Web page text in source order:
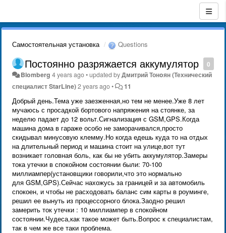
Самостоятельная установка Questions
0
Постоянно разряжается аккумулятор
Blomberg 4 years ago•updated byДмитрий Тонoян (Технический
специалист StarLine)2 years ago• 11
Добрый день.Тема уже заезженная,но тем не менее.Уже 8 лет
мучаюсь с просадкой бортового напряжения на стоянке, за
неделю падает до 12 вольт.Сигнализация с GSM,GPS.Когда
машина дома в гараже особо не заморачивался,просто
скидывал минусовую клемму.Но когда едешь куда то на отдых
на длительный период и машина стоит на улице,вот тут
возникает головная боль, как бы не убить аккумулятор.Замеры
тока утечки в спокойном состоянии были: 70-100
миллиампер(установщики говорили,что это нормально
для GSM,GPS).Сейчас нахожусь за границей и за автомобиль
спокоен, и чтобы не расходовать баланс сим карты в роуминге,
решил ее вынуть из процессорного блока.Заодно решил
замерить ток утечки : 10 миллиампер в спокойном
состоянии.Чудеса,как такое может быть.Вопрос к специалистам,
так в чем же все таки проблема.